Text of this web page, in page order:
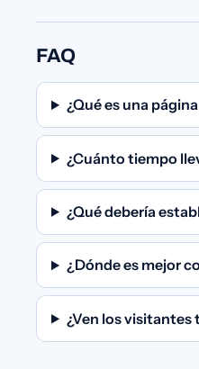
FAQ
¿Qué es una
¿Cuánto tiempo
¿Qué debería
¿Dónde es mejor
¿Ven los